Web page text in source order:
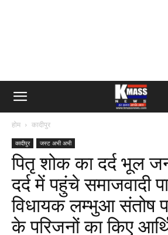
होम कादीपुर
कादीपुर जस्ट अभी अभी
पितृ शोक का दर्द भूल
दर्द में पहुंचे समाजवादी
विधायक लम्भुआ संतोष
के परिजनों का किए